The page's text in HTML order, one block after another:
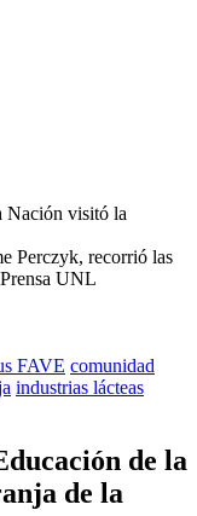
Perczyk, recorrió las
UNL
FAVE comunidad
industrias lácteas
de la
de la